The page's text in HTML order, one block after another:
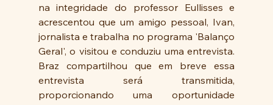
na integridade do professor Eullisses e
acrescentou que um amigo pessoal, Ivan,
jornalista e trabalha no programa 'Balanço
Geral', o visitou e conduziu uma entrevista.
Braz compartilhou que em breve essa
entrevista será transmitida,
proporcionando uma oportunidade